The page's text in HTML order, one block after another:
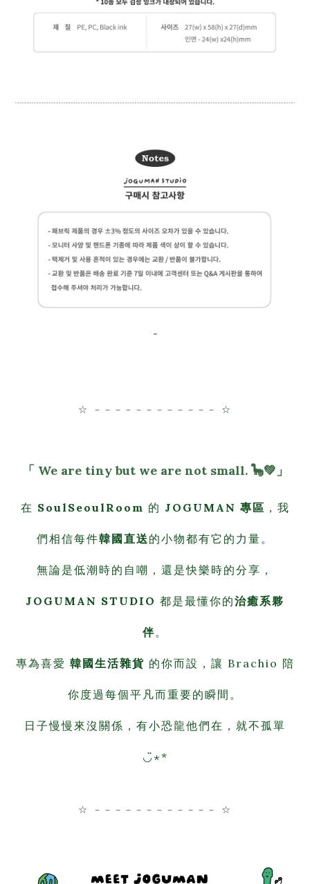
-
☆ －－－－－－－－－－－－ ☆
「 We are tiny but we are not small. 🦕💚」
在 SoulSeoulRoom 的 JOGUMAN 專區 ，我
們相信每件韓國直送的小物都有它的力量。
無論是低潮時的自嘲，還是快樂時的分享，
JOGUMAN STUDIO 都是最懂你的治癒系夥
伴。
專為喜愛 韓國生活雜貨 的你而設，讓 Brachio 陪
你度過每個平凡而重要的瞬間。
日子慢慢來沒關係，有小恐龍他們在，就不孤單
◡̈⋆*
☆ －－－－－－－－－－－－ ☆